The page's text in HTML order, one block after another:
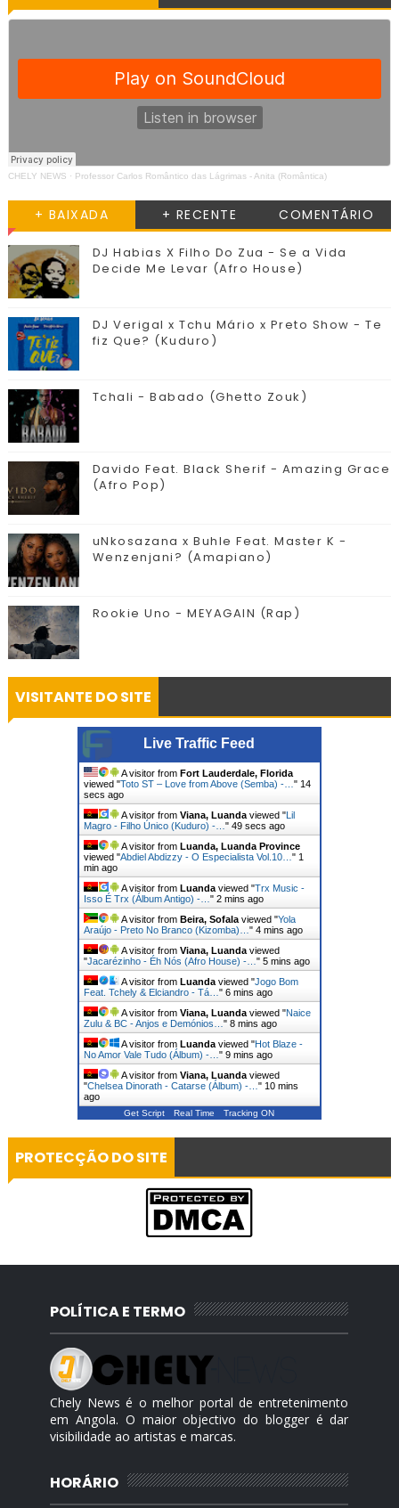
CHELY NEWS · Professor Carlos Romântico das Lágrimas - Anita (Romântica)
+ BAIXADA + RECENTE COMENTÁRIO
DJ Habias X Filho Do Zua - Se a Vida
Decide Me Levar (Afro House)
DJ Verigal x Tchu Mário x Preto Show - Te
fiz Que? (Kuduro)
Tchali - Babado (Ghetto Zouk)
Davido Feat. Black Sherif - Amazing Grace
(Afro Pop)
uNkosazana x Buhle Feat. Master K -
Wenzenjani? (Amapiano)
Rookie Uno - MEYAGAIN (Rap)
VISITANTE DO SITE
Live Traffic Feed
A visitor from Fort Lauderdale, Florida
viewed "Toto ST – Love from Above (Semba) -… " 15
secs ago
A visitor from Viana, Luandaviewed "Lil
Magro - Filho Único (Kuduro) -… " 50 secs ago
A visitor from Luanda, Luanda Province
viewed "Abdiel Abdizzy - O Especialista Vol.10… " 1
min ago
A visitor from Luandaviewed "Trx Music -
Isso É Trx (Álbum Antigo) -… " 2 mins ago
A visitor from Beira, Sofalaviewed "Yola
Araújo - Preto No Branco (Kizomba)… " 4 mins ago
A visitor from Viana, Luandaviewed
"Jacarézinho - Éh Nós (Afro House) -… " 5 mins ago
A visitor from Luandaviewed "Jogo Bom
Feat. Tchely & Elciandro - Tá… " 6 mins ago
A visitor from Viana, Luandaviewed "Naice
Zulu & BC - Anjos e Demónios… " 8 mins ago
A visitor from Luandaviewed "Hot Blaze -
No Amor Vale Tudo (Álbum) -… " 9 mins ago
A visitor from Viana, Luandaviewed
"Chelsea Dinorath - Catarse (Álbum) -… " 10 mins
ago
Get Script Real Time Tracking ON
PROTECÇÃO DO SITE
POLÍTICA E TERMO
Chely News é o melhor portal de entretenimento
em Angola. O maior objectivo do blogger é dar
visibilidade ao artistas e marcas.
HORÁRIO